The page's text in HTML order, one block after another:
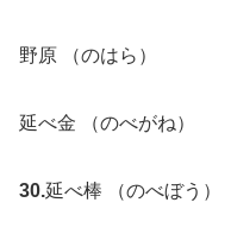
野原 （のはら）
延べ金 （のべがね）
30.延べ棒 （のべぼう）